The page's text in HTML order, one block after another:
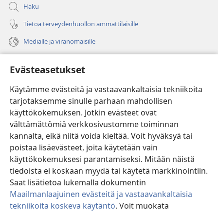
Evästeasetukset
Käytämme evästeitä ja vastaavankaltaisia tekniikoita
tarjotaksemme sinulle parhaan mahdollisen
käyttökokemuksen. Jotkin evästeet ovat
välttämättömiä verkkosivustomme toiminnan
kannalta, eikä niitä voida kieltää. Voit hyväksyä tai
poistaa lisäevästeet, joita käytetään vain
käyttökokemuksesi parantamiseksi. Mitään näistä
tiedoista ei koskaan myydä tai käytetä markkinointiin.
Saat lisätietoa lukemalla dokumentin
Maailmanlaajuinen evästeitä ja vastaavankaltaisia
tekniikoita koskeva käytäntö. Voit muokata
Haku
Tietoa terveydenhuollon ammattilaisille
Medialle ja viranomaisille
(avaa
uuden
ikkunan)Vartiotornin VERKKOKIRJASTO
(avaa
uuden
ikkunan)JW Hub ®
(avaa
uuden
ikkunan)
®
Watchtower Library